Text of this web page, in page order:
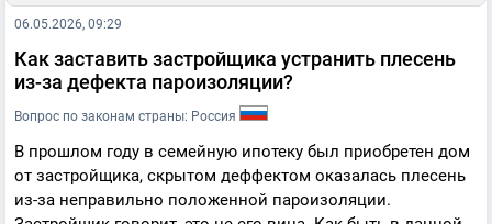
06.05.2026, 09:29
Как заставить застройщика устранить плесень
из-за дефекта пароизоляции?
Вопрос по законам страны: Россия
В прошлом году в семейную ипотеку был приобретен дом
от застройщика, скрытом деффектом оказалась плесень
из-за неправильно положенной пароизоляции.